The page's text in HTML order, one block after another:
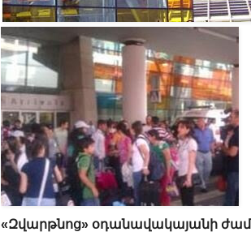
«Զվարթնոց» օդանավակայանի